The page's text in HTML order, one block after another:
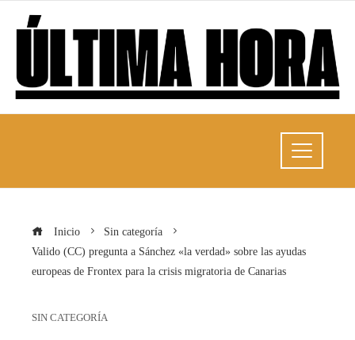
Inicio
Sin categoría
Valido (CC) pregunta a Sánchez «la verdad» sobre las ayudas
europeas de Frontex para la crisis migratoria de Canarias
SIN CATEGORÍA